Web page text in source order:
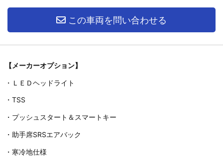
この車両を問い合わせる
【メーカーオプション】
・ＬＥＤヘッドライト
・TSS
・プッシュスタート＆スマートキー
・助手席SRSエアバック
・寒冷地仕様